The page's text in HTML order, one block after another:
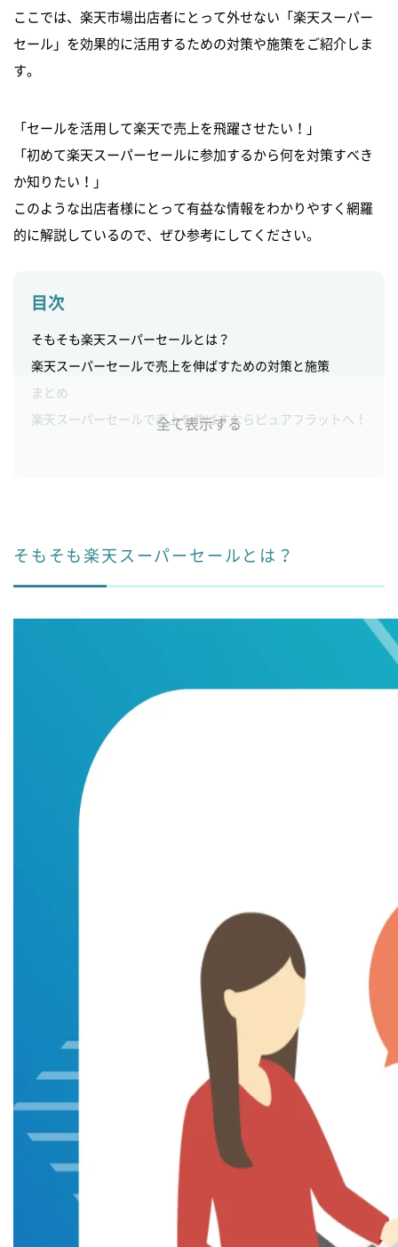
ここでは、楽天市場出店者にとって外せない「楽天スーパー
セール」を効果的に活用するための対策や施策をご紹介しま
す。
「セールを活用して楽天で売上を飛躍させたい！」
「初めて楽天スーパーセールに参加するから何を対策すべき
か知りたい！」
このような出店者様にとって有益な情報をわかりやすく網羅
的に解説しているので、ぜひ参考にしてください。
目次
そもそも楽天スーパーセールとは？
楽天スーパーセールで売上を伸ばすための対策と施策
まとめ
楽天スーパーセールで売上を伸ばすならピュアフラットへ！
全て表示する
そもそも楽天スーパーセールとは？